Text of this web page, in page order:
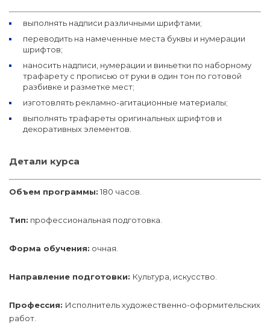
выполнять надписи различными шрифтами;
переводить на намеченные места буквы и нумерации
шрифтов;
наносить надписи, нумерации и виньетки по наборному
трафарету с прописью от руки в один тон по готовой
разбивке и разметке мест;
изготовлять рекламно-агитационные материалы;
выполнять трафареты оригинальных шрифтов и
декоративных элементов.
Детали курса
Объем программы: 180 часов.
Тип: профессиональная подготовка.
Форма обучения: очная.
Направление подготовки: Культура, искусство.
Профессия: Исполнитель художественно-оформительских
работ.